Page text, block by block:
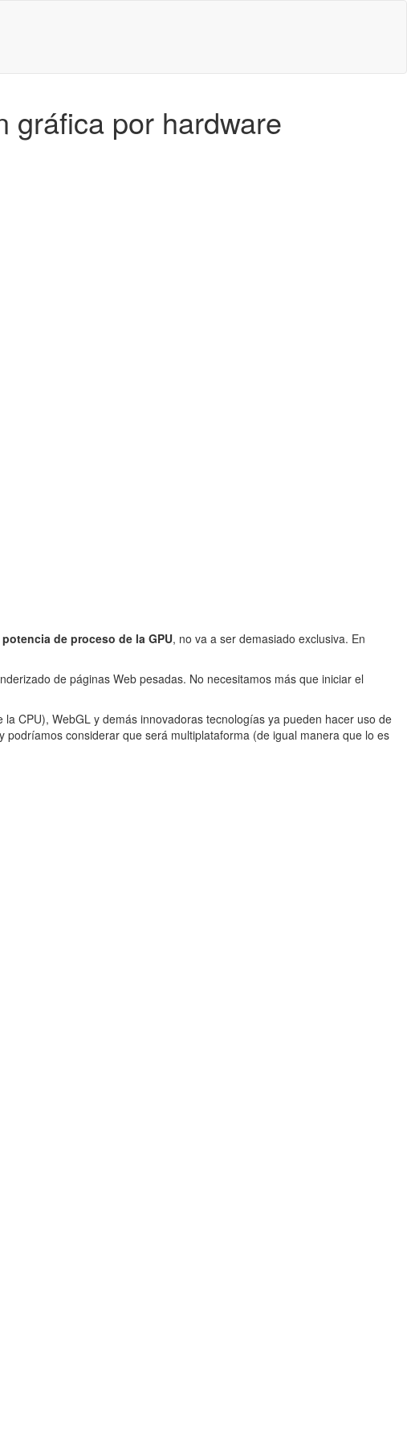
gráfica por hardware
de proceso de la GPU, no va a ser demasiado exclusiva. En
de páginas Web pesadas. No necesitamos más que iniciar el
CPU), WebGL y demás innovadoras tecnologías ya pueden hacer uso de
considerar que será multiplataforma (de igual manera que lo es